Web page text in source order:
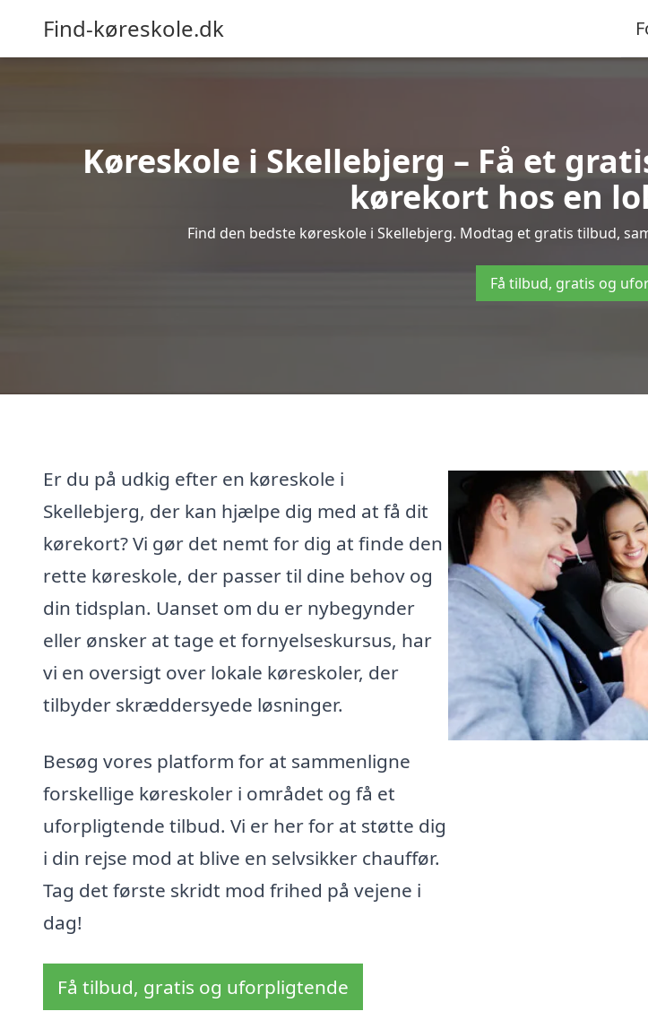
Find-køreskole.dk
Køreskole i Skellebjerg – Få et
kørekort hos en
Find den bedste køreskole i Skellebjerg. Modtag et gratis tilbud,
Få tilbud, gratis og
Er du på udkig efter en køreskole i
Skellebjerg, der kan hjælpe dig med at få dit
kørekort? Vi gør det nemt for dig at finde den
rette køreskole, der passer til dine behov og
din tidsplan. Uanset om du er nybegynder
eller ønsker at tage et fornyelseskursus, har
vi en oversigt over lokale køreskoler, der
tilbyder skræddersyede løsninger.
Besøg vores platform for at sammenligne
forskellige køreskoler i området og få et
uforpligtende tilbud. Vi er her for at støtte dig
i din rejse mod at blive en selvsikker chauffør.
Tag det første skridt mod frihed på vejene i
dag!
Få tilbud, gratis og uforpligtende